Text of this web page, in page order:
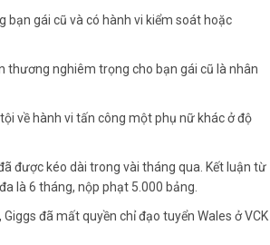
bạn gái cũ và có hành vi kiểm soát hoặc
thương nghiêm trọng cho bạn gái cũ là nhân
về hành vi tấn công một phụ nữ khác ở độ
được kéo dài trong vài tháng qua. Kết luận từ
là 6 tháng, nộp phạt 5.000 bảng.
đã mất quyền chỉ đạo tuyển Wales ở VCK